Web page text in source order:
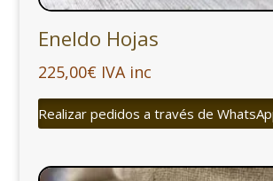
Eneldo Hojas
225,00€ IVA inc
Realizar pedidos a través de